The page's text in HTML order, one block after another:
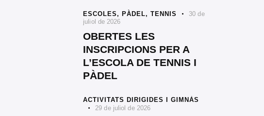
ESCOLES, PÀDEL,TENNIS
30 de
juliol de 2026
OBERTES LES
INSCRIPCIONS PER A
L’ESCOLA DE TENNIS I
PÀDEL
ACTIVITATS DIRIGIDES I GIMNÀS
29 de juliol de 2026